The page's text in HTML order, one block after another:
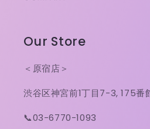
Our Store
＜原宿店＞
渋谷区神宮前1丁目7-3, 175番
📞03-6770-1093